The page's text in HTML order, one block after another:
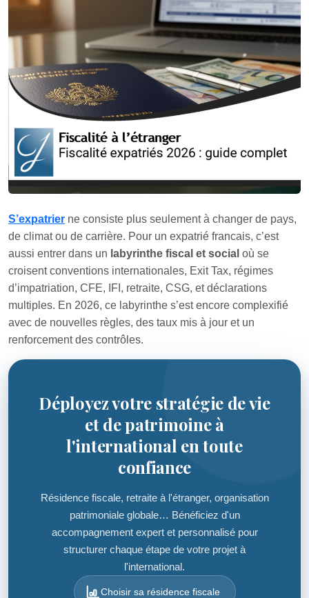
S’expatrier ne consiste plus seulement à changer de pays,
de climat ou de carrière. Pour un expatrié francais, c’est
aussi entrer dans un labyrinthe fiscal et social où se
croisent conventions internationales, Exit Tax, régimes
d’impatriation, CFE, IFI, retraite, CSG, et déclarations
multiples. En 2026, ce labyrinthe s’est encore complexifié
avec de nouvelles règles, des taux mis à jour et un
renforcement des contrôles.
Déployez votre stratégie de vie
et de patrimoine à
l'international en toute
confiance
Résidence fiscale, retraite à l'étranger, organisation
patrimoniale globale… Bénéficiez d'un
accompagnement expert et personnalisé pour
structurer chaque étape de votre projet à
l'international.
Choisir sa résidence fiscale